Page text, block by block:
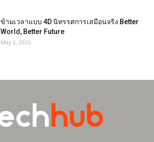
ข้ามเวลาแบบ 4D นิทรรศการเสมือนจริง Better
World, Better Future
May 2, 2026